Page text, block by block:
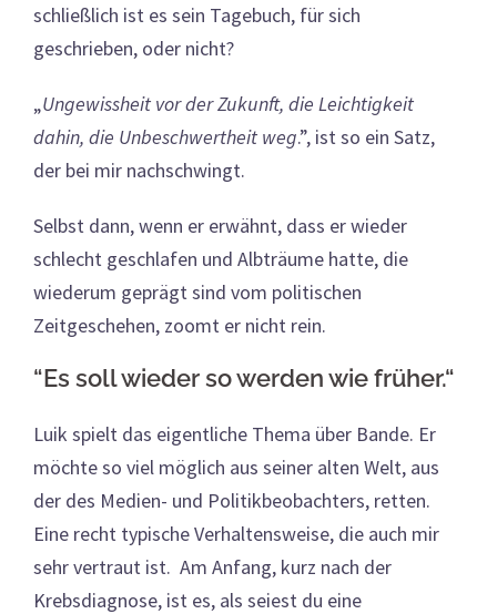
schließlich ist es sein Tagebuch, für sich
geschrieben, oder nicht?
„Ungewissheit vor der Zukunft, die Leichtigkeit
dahin, die Unbeschwertheit weg.”, ist so ein Satz,
der bei mir nachschwingt.
Selbst dann, wenn er erwähnt, dass er wieder
schlecht geschlafen und Albträume hatte, die
wiederum geprägt sind vom politischen
Zeitgeschehen, zoomt er nicht rein.
“Es soll wieder so werden wie früher.“
Luik spielt das eigentliche Thema über Bande. Er
möchte so viel möglich aus seiner alten Welt, aus
der des Medien- und Politikbeobachters, retten.
Eine recht typische Verhaltensweise, die auch mir
sehr vertraut ist. Am Anfang, kurz nach der
Krebsdiagnose, ist es, als seiest du eine